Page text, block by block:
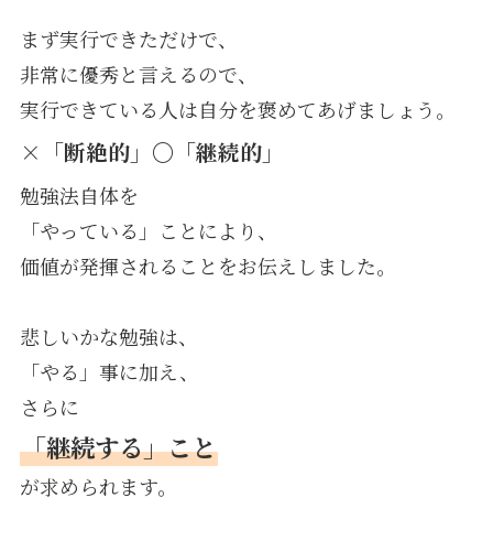
まず実行できただけで、
非常に優秀と言えるので、
実行できている人は自分を褒めてあげましょう。
×「断絶的」〇「継続的」
勉強法自体を
「やっている」ことにより、
価値が発揮されることをお伝えしました。
悲しいかな勉強は、
「やる」事に加え、
さらに
「継続する」こと
が求められます。